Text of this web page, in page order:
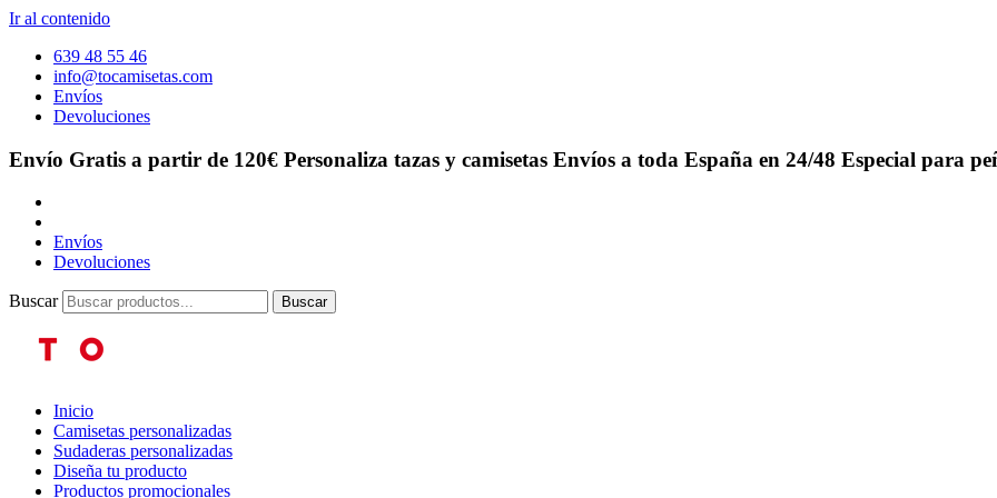
Ir al contenido
639 48 55 46
info@tocamisetas.com
Envíos
Devoluciones
Envío Gratis a partir de 120€ Personaliza tazas y camisetas Envíos a toda España en 24/48 Especial para
Envíos
Devoluciones
Buscar Buscar
Inicio
Camisetas personalizadas
Sudaderas personalizadas
Diseña tu producto
Productos promocionales